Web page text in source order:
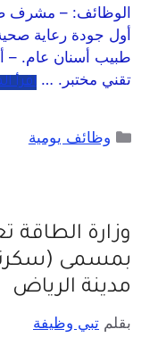
الوظائف: – مشرف
أول جودة رعاية
طبيب أسنان عام. –
تقني مختبر. … اقرأ
وظائف يومية
وزارة
بمسمى
مدينة الرياض
بقلم تبي وظيفة